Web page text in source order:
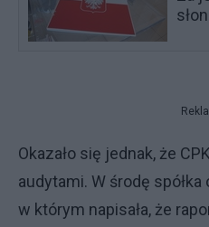
Okazało się jednak, że
audytami. W środę
w którym napisała, że